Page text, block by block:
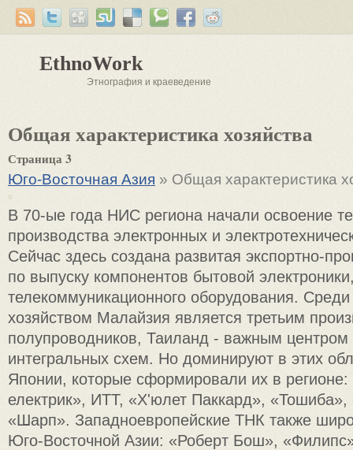
EthnoWork
Этнография и краеведение
Общая характеристика хозяйства
Страница 3
Юго-Восточная Азия » Общая характеристика
В 70-ые года НИС региона начали освоение
производства электронных и
Сейчас здесь создана развитая экспортно-
по выпуску компонентов бытовой
телекоммуникационного оборудования.
хозяйством Малайзия является третьим
полупроводников, Таиланд - важным центром
интегральных схем. Но доминируют в этих
Японии, которые сформировали их в
електрик», ИТТ, «Х'юлет Паккард»,
«Шарп». Западноевропейские ТНК также
Юго-Восточной Азии: «Роберт Бош»,